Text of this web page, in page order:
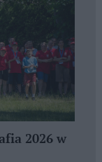
2026 w